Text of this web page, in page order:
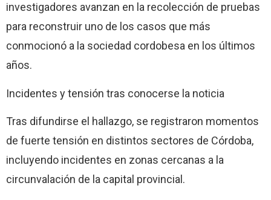
investigadores avanzan en la recolección de pruebas
para reconstruir uno de los casos que más
conmocionó a la sociedad cordobesa en los últimos
años.
Incidentes y tensión tras conocerse la noticia
Tras difundirse el hallazgo, se registraron momentos
de fuerte tensión en distintos sectores de Córdoba,
incluyendo incidentes en zonas cercanas a la
circunvalación de la capital provincial.